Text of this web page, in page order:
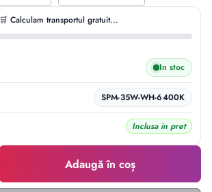
🛒 Calculam transportul gratuit...
In stoc
SPM-35W-WH-6400K
Inclusa in pret
Adaugă în coș